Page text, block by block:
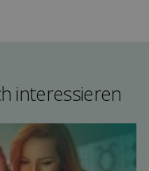
interessieren